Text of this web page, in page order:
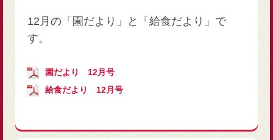
12月の「園だより」と「給食だより」で
す。
園だより 12月号
給食だより 12月号